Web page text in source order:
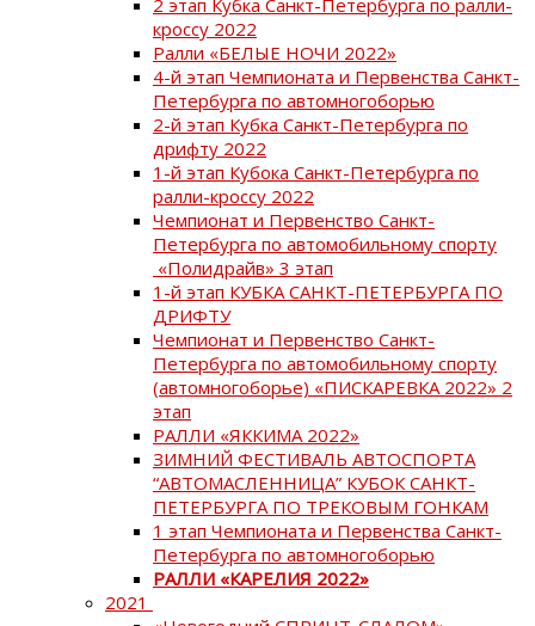
кроссу 2022
Ралли «БЕЛЫЕ НОЧИ 2022»
4-й этап Чемпионата и Первенства Санкт-
Петербурга по автомногоборью
2-й этап Кубка Санкт-Петербурга по
дрифту 2022
1-й этап Кубока Санкт-Петербурга по
ралли-кроссу 2022
Чемпионат и Первенство Санкт-
Петербурга по автомобильному спорту
«Полидрайв» 3 этап
1-й этап КУБКА САНКТ-ПЕТЕРБУРГА ПО
ДРИФТУ
Чемпионат и Первенство Санкт-
Петербурга по автомобильному спорту
(автомногоборье) «ПИСКАРЕВКА 2022» 2
этап
РАЛЛИ «ЯККИМА 2022»
ЗИМНИЙ ФЕСТИВАЛЬ АВТОСПОРТА
“АВТОМАСЛЕННИЦА” КУБОК САНКТ-
ПЕТЕРБУРГА ПО ТРЕКОВЫМ ГОНКАМ
1 этап Чемпионата и Первенства Санкт-
Петербурга по автомногоборью
РАЛЛИ «КАРЕЛИЯ 2022»
2021